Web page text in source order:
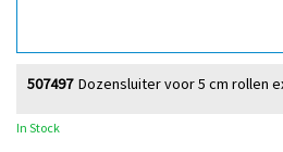
Dozensluiter voor 5 cm rollen
507497
In Stock